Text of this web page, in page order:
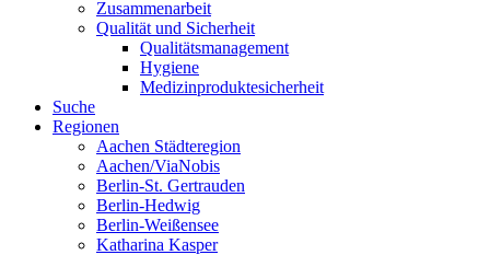
Zusammenarbeit
Qualität und Sicherheit
Qualitätsmanagement
Hygiene
Medizinproduktesicherheit
Suche
Regionen
Aachen Städteregion
Aachen/ViaNobis
Berlin-St. Gertrauden
Berlin-Hedwig
Berlin-Weißensee
Katharina Kasper